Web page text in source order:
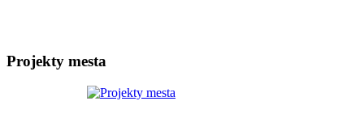
Projekty mesta